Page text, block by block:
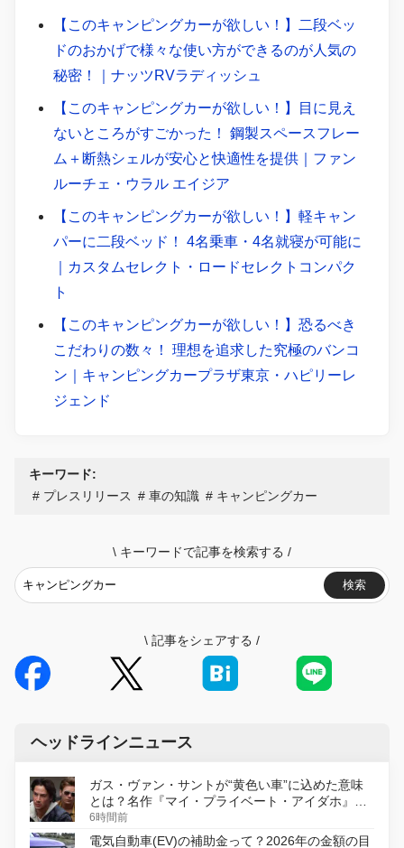
【このキャンピングカーが欲しい！】二段ベッ
ドのおかげで様々な使い方ができるのが人気の
秘密！｜ナッツRVラディッシュ
【このキャンピングカーが欲しい！】目に見え
ないところがすごかった！ 鋼製スペースフレー
ム＋断熱シェルが安心と快適性を提供｜ファン
ルーチェ・ウラル エイジア
【このキャンピングカーが欲しい！】軽キャン
パーに二段ベッド！ 4名乗車・4名就寝が可能に
｜カスタムセレクト・ロードセレクトコンパク
ト
【このキャンピングカーが欲しい！】恐るべき
こだわりの数々！ 理想を追求した究極のバンコ
ン｜キャンピングカープラザ東京・ハピリーレ
ジェンド
キーワード:
プレスリリース
車の知識 キャンピングカー
\ キーワードで記事を検索する /
検索
\ 記事をシェアする /
ヘッドラインニュース
ガス・ヴァン・サントが“黄色い車”に込めた意味
とは？名作『マイ・プライベート・アイダホ』が
初のデジタルリマスター版で復活
6時間前
電気自動車(EV)の補助金って？2026年の金額の目